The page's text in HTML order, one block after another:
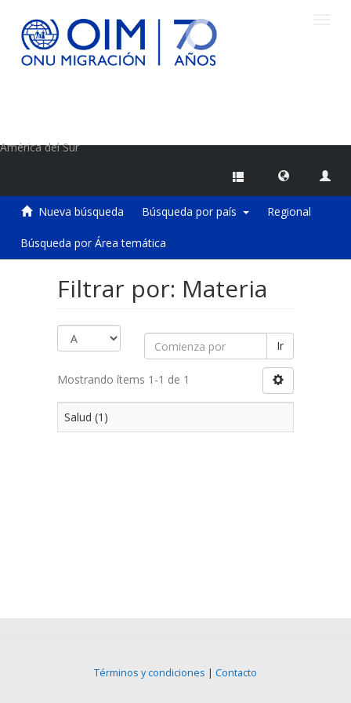
América del Sur
Nueva búsqueda Búsqueda por país Regional
Búsqueda por Área temática
Filtrar por: Materia
Ir
Mostrando ítems 1-1 de 1
Salud (1)
Términos y condiciones | Contacto